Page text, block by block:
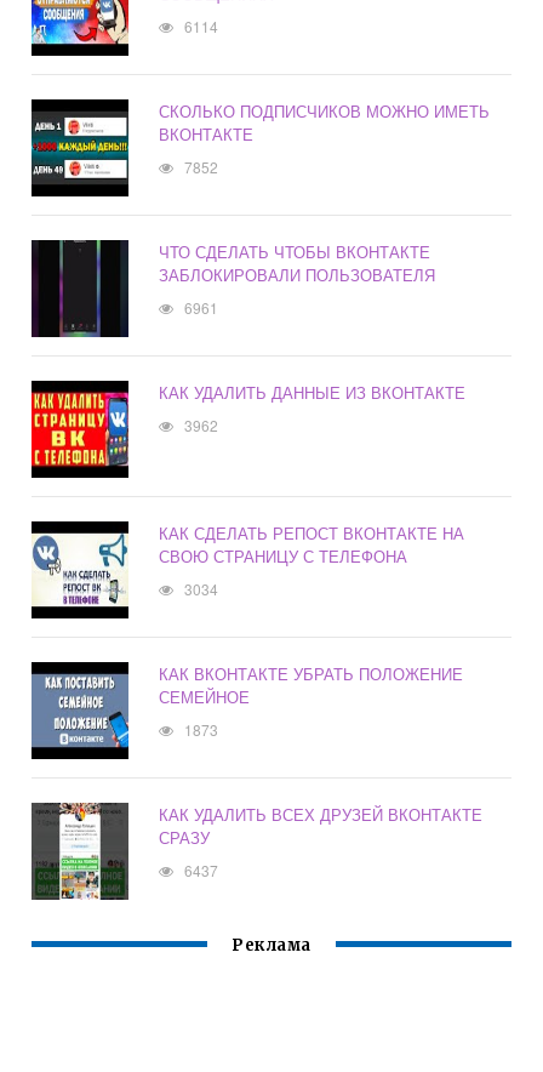
6114
СКОЛЬКО ПОДПИСЧИКОВ МОЖНО ИМЕТЬ
ВКОНТАКТЕ
7852
ЧТО СДЕЛАТЬ ЧТОБЫ ВКОНТАКТЕ
ЗАБЛОКИРОВАЛИ ПОЛЬЗОВАТЕЛЯ
6961
КАК УДАЛИТЬ ДАННЫЕ ИЗ ВКОНТАКТЕ
3962
КАК СДЕЛАТЬ РЕПОСТ ВКОНТАКТЕ НА
СВОЮ СТРАНИЦУ С ТЕЛЕФОНА
3034
КАК ВКОНТАКТЕ УБРАТЬ ПОЛОЖЕНИЕ
СЕМЕЙНОЕ
1873
КАК УДАЛИТЬ ВСЕХ ДРУЗЕЙ ВКОНТАКТЕ
СРАЗУ
6437
Реклама